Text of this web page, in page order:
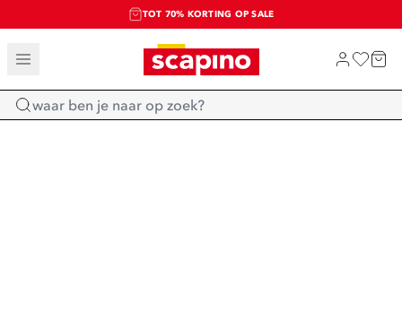
TOT 70% KORTING OP SALE
SALE: LAATSTE KANS!
SHOP NIEUW
Home